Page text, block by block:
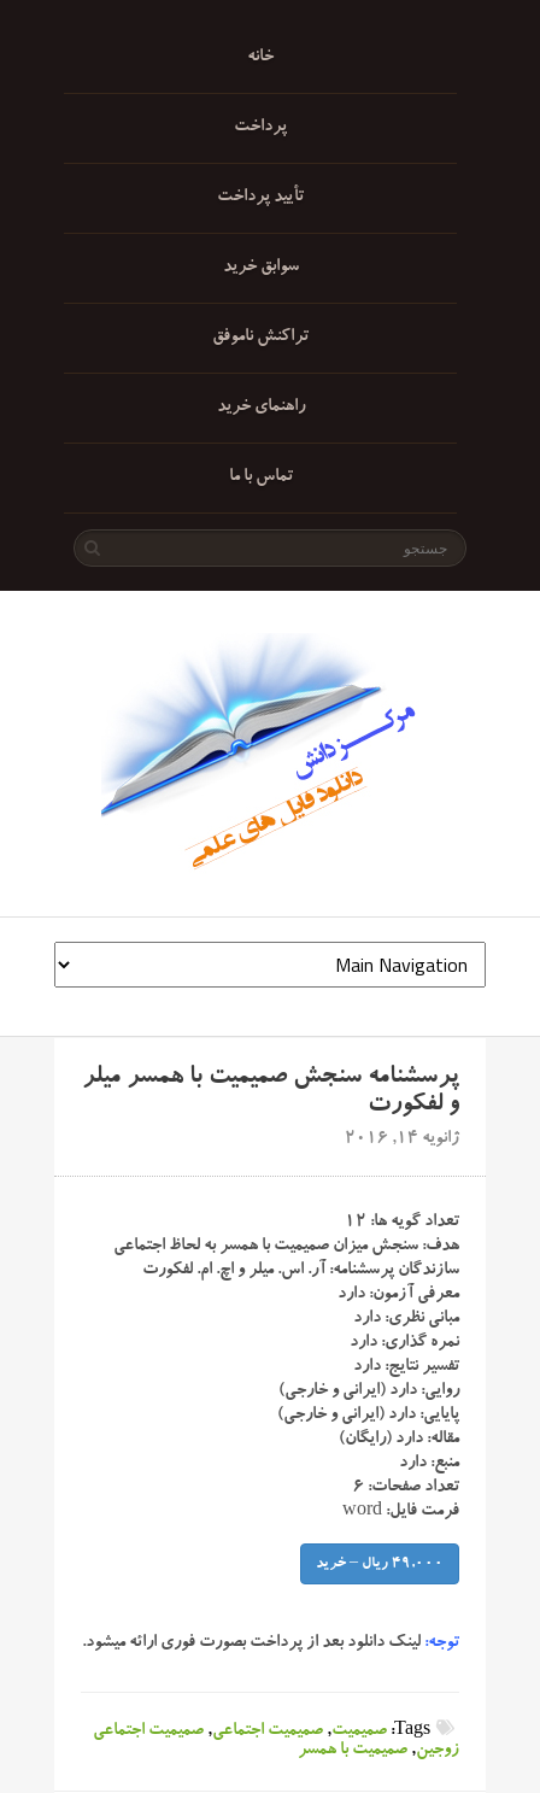
خانه
پرداخت
تأیید پرداخت
سوابق خرید
تراکنش ناموفق
راهنمای خرید
تماس با ما
پرسشنامه سنجش صمیمیت با همسر میلر
و لفکورت
ژانویه 14, 2016
تعداد گویه ها: ۱۲
هدف: سنجش میزان صمیمیت با همسر به لحاظ اجتماعی
سازندگان پرسشنامه: آر. اس. میلر و اچ. ام. لفکورت
معرفی آزمون: دارد
مبانی نظری: دارد
نمره گذاری: دارد
تفسیر نتایج: دارد
روایی: دارد (ایرانی و خارجی)
پایایی: دارد (ایرانی و خارجی)
مقاله: دارد (رایگان)
منبع: دارد
تعداد صفحات: ۶
فرمت فایل: word
49,000 ریال – خرید
توجه: لینک دانلود بعد از پرداخت بصورت فوری ارائه میشود.
Tags: صمیمیت,صمیمیت اجتماعی,صمیمیت اجتماعی
زوجین,صمیمیت با همسر